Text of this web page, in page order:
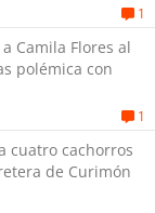
1
Camila Flores al
polémica con
1
cuatro cachorros
de Curimón